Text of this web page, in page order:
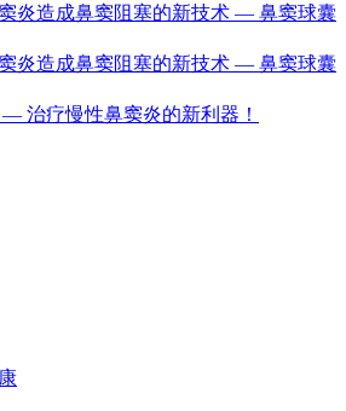
炎造成鼻窦阻塞的新技术 — 鼻窦球囊
炎造成鼻窦阻塞的新技术 — 鼻窦球囊
治疗慢性鼻窦炎的新利器！